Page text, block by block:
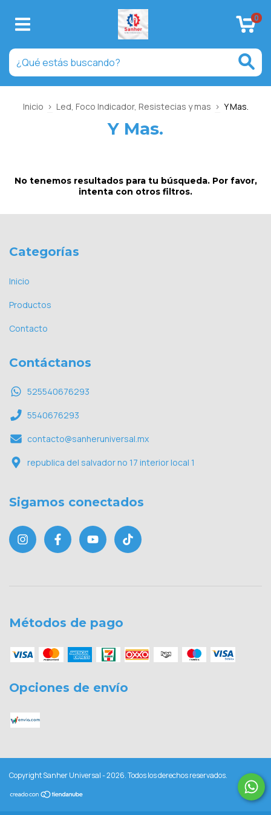
0
Inicio > Led, Foco Indicador, Resistecias y mas > Y Mas.
Y Mas.
No tenemos resultados para tu búsqueda. Por favor,
intenta con otros filtros.
Categorías
Inicio
Productos
Contacto
Contáctanos
525540676293
5540676293
contacto@sanheruniversal.mx
republica del salvador no 17 interior local 1
Sigamos conectados
Métodos de pago
Opciones de envío
Copyright Sanher Universal - 2026. Todos los derechos reservados.